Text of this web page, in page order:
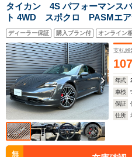
タイカン 4S パフォーマンス
ト 4WD スポクロ PASMエ
ッテリー プラス 固定ガラスサ
ディーラー保証 購入プラン付 オンライン
支払総
年式
車検
保証
住所
無